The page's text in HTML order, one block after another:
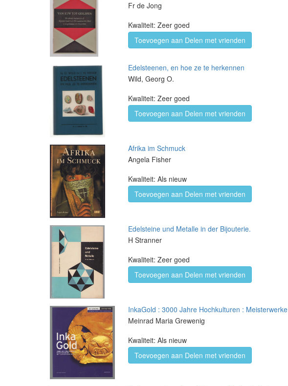
Fr de Jong
Kwaliteit: Zeer goed
Toevoegen aan Delen met vrienden
Edelsteenen, en hoe ze te herkennen
Wild, Georg O.
Kwaliteit: Zeer goed
Toevoegen aan Delen met vrienden
Afrika im Schmuck
Angela Fisher
Kwaliteit: Als nieuw
Toevoegen aan Delen met vrienden
Edelsteine und Metalle in der Bijouterie.
H Stranner
Kwaliteit: Zeer goed
Toevoegen aan Delen met vrienden
InkaGold : 3000 Jahre Hochkulturen :
Meinrad Maria Grewenig
Kwaliteit: Als nieuw
Toevoegen aan Delen met vrienden